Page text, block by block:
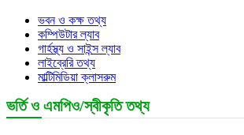
ভবন ও কক্ষ তথ্য
কম্পিউটার ল্যাব
গার্হস্থ্য ও সাইন্স ল্যাব
লাইব্রেরি তথ্য
মাল্টিমিডিয়া ক্লাসরুম
ভর্তি ও এমপিও/স্বীকৃতি তথ্য